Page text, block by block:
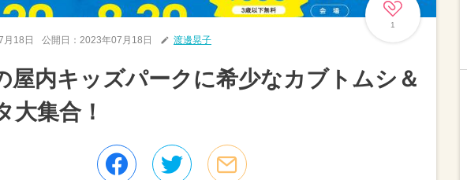
1
月18日 公開日： 2023年07月18日 渡邊晃子
屋内キッズパークに希少なカブトムシ＆
大集合！